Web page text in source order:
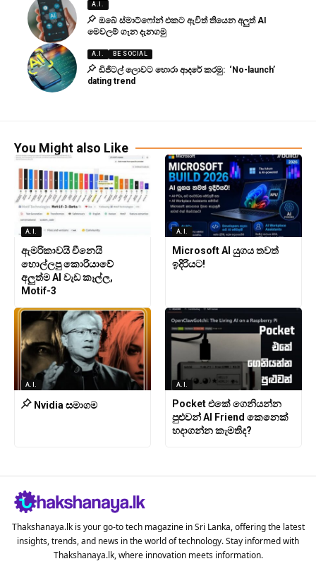
A.I.
ඔබේ ස්මාට්ෆෝන් එකට ඇවිත් තියෙන අලුත් AI
මෙවලම් ගැන දැනගමු
A.I. BE SOCIAL
ඩිජිටල් ලොවට හොරා ආදරේ කරමු: ‘No-launch’
dating trend
You Might also Like
A.I.
ඇමරිකාවයි චීනෙයි
හොල්ලපු කොරියාවේ
අලුත්ම AI වැඩ කෑල්ල,
Motif-3
A.I.
Microsoft AI යුගය තවත්
ඉදිරියට!
A.I.
Nvidia සමාගම
A.I.
Pocket එකේ ගෙනියන්න
පුළුවන් AI Friend කෙනෙක්
හදාගන්න කැමතිද?
Thakshanaya.lk is your go-to tech magazine in Sri Lanka, offering the latest
insights, trends, and news in the world of technology. Stay informed with
Thakshanaya.lk, where innovation meets information.